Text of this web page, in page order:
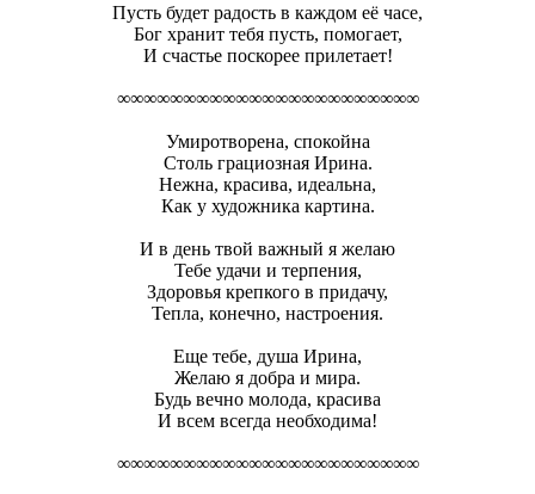
Пусть будет радость в каждом её часе,
Бог хранит тебя пусть, помогает,
И счастье поскорее прилетает!
∞∞∞∞∞∞∞∞∞∞∞∞∞∞∞∞∞∞∞∞∞∞∞
Умиротворена, спокойна
Столь грациозная Ирина.
Нежна, красива, идеальна,
Как у художника картина.
И в день твой важный я желаю
Тебе удачи и терпения,
Здоровья крепкого в придачу,
Тепла, конечно, настроения.
Еще тебе, душа Ирина,
Желаю я добра и мира.
Будь вечно молода, красива
И всем всегда необходима!
∞∞∞∞∞∞∞∞∞∞∞∞∞∞∞∞∞∞∞∞∞∞∞